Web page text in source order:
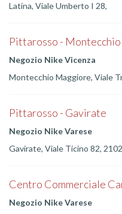
Latina, Viale Umberto I 28,
Pittarosso -
Negozio Nike Vicenza
Montecchio Maggiore, Viale
Pittarosso - Gavirate
Negozio Nike Varese
Gavirate, Viale Ticino 82,
Centro Commerciale
Negozio Nike Varese